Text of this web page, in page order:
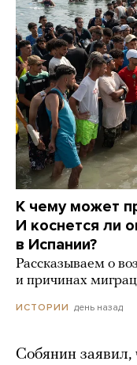
К чему может
И коснется ли
в Испании?
Рассказываем о
и причинах
ИСТОРИИ день назад
Собянин заявил,